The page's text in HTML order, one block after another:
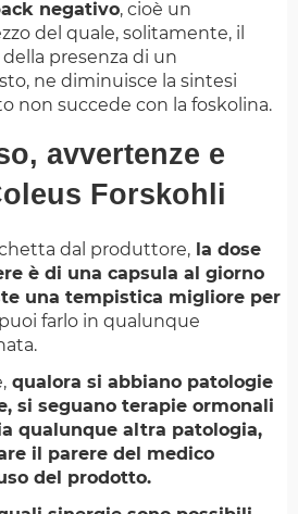
negativo, cioè un
del quale, solitamente, il
presenza di un
ne diminuisce la sintesi
non succede con la foskolina.
avvertenze e
Forskohli
dal produttore, la dose
è di una capsula al giorno
una tempistica migliore per
farlo in qualunque
qualora si abbiano patologie
si seguano terapie ormonali
qualunque altra patologia,
il parere del medico
del prodotto.